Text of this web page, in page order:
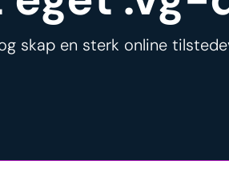
skap en sterk online